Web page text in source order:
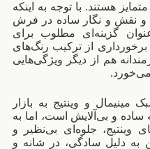
هستند. با توجه به اینکه
نقش و نگار ساده در فرش
گزینه‌ای مطلوب برای
از ترکیب رنگ‌های
هم از دیگر ویژگی‌هایی
مینیمال و وینتیج به بازار
و بی‌آلایش است، اما به
وینتیج، جلوه‌ای بی‌نظیر و
به دلیل سادگی، در شانه و